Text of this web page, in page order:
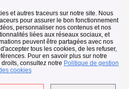
et autres traceurs sur notre site. Nous
pour assurer le bon fonctionnement
personnaliser nos contenus et nos
liées aux réseaux sociaux, et
peuvent être partagées avec nos
tous les cookies, de les refuser,
Pour en savoir plus sur notre
consultez notre Politique de gestion
cookies
infos
des déchets
le passage de nos camions
heure jusqu'au 14 août.
aux périodes de fortes